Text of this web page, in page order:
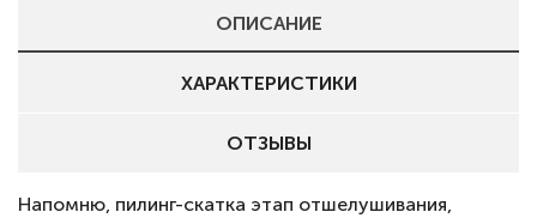
ОПИСАНИЕ
ХАРАКТЕРИСТИКИ
ОТЗЫВЫ
Напомню, пилинг-скатка этап отшелушивания,